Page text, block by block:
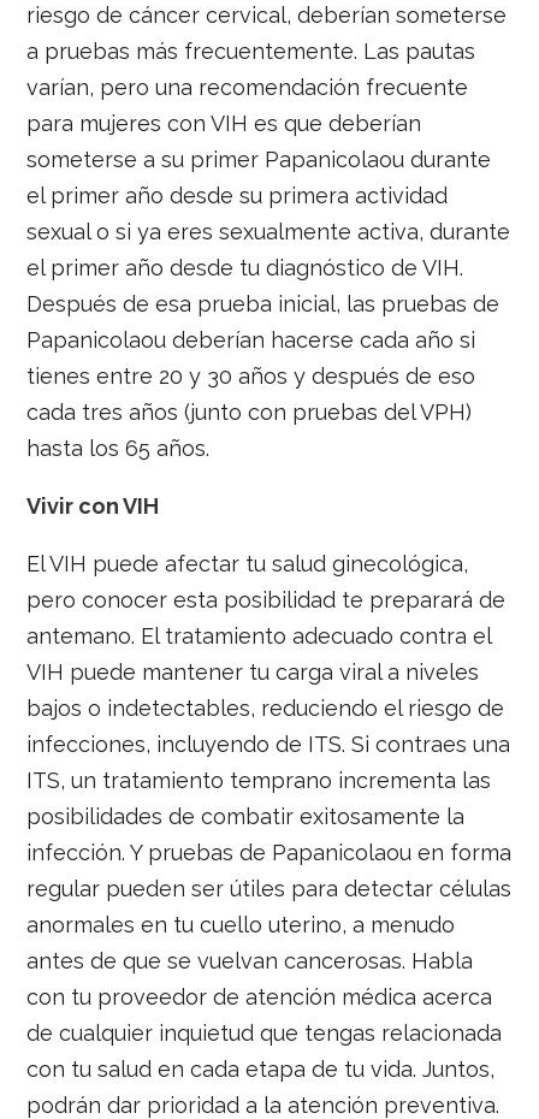
riesgo de cáncer cervical, deberían someterse
a pruebas más frecuentemente. Las pautas
varían, pero una recomendación frecuente
para mujeres con VIH es que deberían
someterse a su primer Papanicolaou durante
el primer año desde su primera actividad
sexual o si ya eres sexualmente activa, durante
el primer año desde tu diagnóstico de VIH.
Después de esa prueba inicial, las pruebas de
Papanicolaou deberían hacerse cada año si
tienes entre 20 y 30 años y después de eso
cada tres años (junto con pruebas del VPH)
hasta los 65 años.
Vivir con VIH
El VIH puede afectar tu salud ginecológica,
pero conocer esta posibilidad te preparará de
antemano. El tratamiento adecuado contra el
VIH puede mantener tu carga viral a niveles
bajos o indetectables, reduciendo el riesgo de
infecciones, incluyendo de ITS. Si contraes una
ITS, un tratamiento temprano incrementa las
posibilidades de combatir exitosamente la
infección. Y pruebas de Papanicolaou en forma
regular pueden ser útiles para detectar células
anormales en tu cuello uterino, a menudo
antes de que se vuelvan cancerosas. Habla
con tu proveedor de atención médica acerca
de cualquier inquietud que tengas relacionada
con tu salud en cada etapa de tu vida. Juntos,
podrán dar prioridad a la atención preventiva.